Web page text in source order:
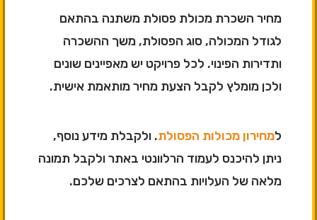
מחיר השכרת מכולת פסולת משתנה בהתאם
לגודל המכולה, סוג הפסולת, משך ההשכרה
ותדירות הפינוי. לכל פרויקט יש מאפיינים שונים
ולכן מומלץ לקבל הצעת מחיר מותאמת אישית.
למחירון מכולות הפסולת. ולקבלת מידע נוסף,
ניתן להיכנס לעמוד הרלוונטי באתר ולקבל תמונה
מלאה של העלויות בהתאם לצרכים שלכם.